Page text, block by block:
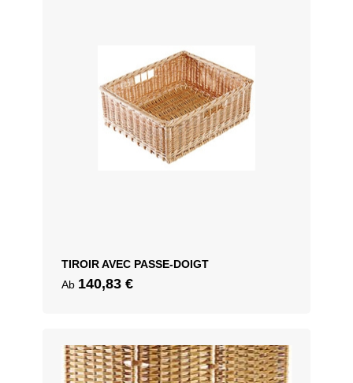
TIROIR AVEC PASSE-DOIGT
Ab 140,83 €